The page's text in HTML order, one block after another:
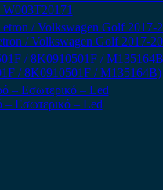
/ Volkswagen Golf 2017-
/ 8K0910501F / M135164B)
– Εσωτερικό – Led